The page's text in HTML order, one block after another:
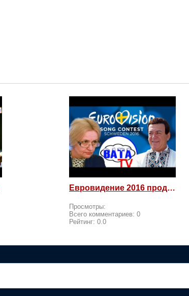
Евровидение 2016 продолжается! Россия возмущается и посылает
Просмотры:
Всего комментариев: 0
Рейтинг: 0.0